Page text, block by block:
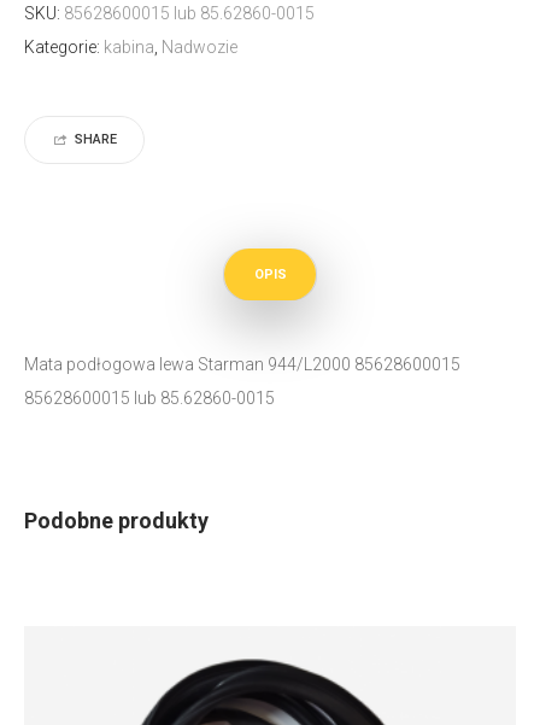
SKU: 85628600015 lub 85.62860-0015
Kategorie: kabina Nadwozie
SHARE
OPIS
Mata podłogowa lewa Starman 944/L2000 85628600015
85628600015 lub 85.62860-0015
Podobne produkty